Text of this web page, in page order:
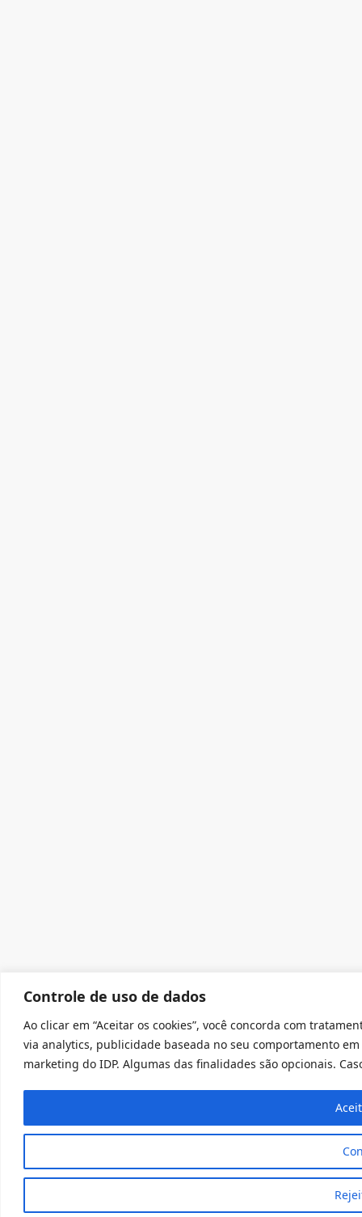
Controle de uso de dados
Ao clicar em “Aceitar os cookies”, você concorda com
via analytics, publicidade baseada no seu comportamento
marketing do IDP. Algumas das finalidades são opcionais.